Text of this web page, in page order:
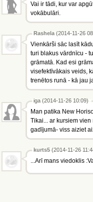
Vai ir tādi, kur var
vokābulāri.
Rashela (2014-11-26
Vienkārši sāc lasīt
turi blakus vārdnīcu -
grāmatā. Kad esi
visefektīvākais veids,
trenētos runā - kā jau
iga (2014-11-26 10:09)
Man patika New
Tikai... ar kursiem
gadījumā- viss aiziet
kurts5 (2014-11-26
...Arī mans viedoklis